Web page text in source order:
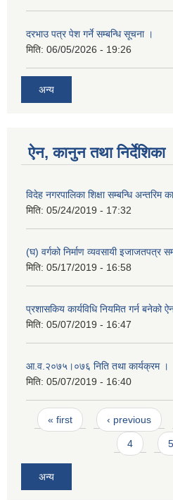
दरभाउ पत्र पेश गर्ने सम्बन्धि सूचना ।
मिति: 06/05/2026 - 19:26
अन्य
ऐन, कानुन तथा निर्देशिका
विदेह नगरपालिका शिक्षा सम्बन्धि अन्तरिम
मिति: 05/24/2019 - 17:32
(घ) वर्गको निर्माण व्यवसायी इजाजतपत्र
मिति: 05/17/2019 - 16:58
प्रशासकिय कार्यविधि नियमित गर्न बनेको
मिति: 05/07/2019 - 16:47
आ.व.२०७५।०७६ निति तथा कार्यक्रम ।
मिति: 05/07/2019 - 16:40
Pages
« first ‹ previous
4 5
अन्य